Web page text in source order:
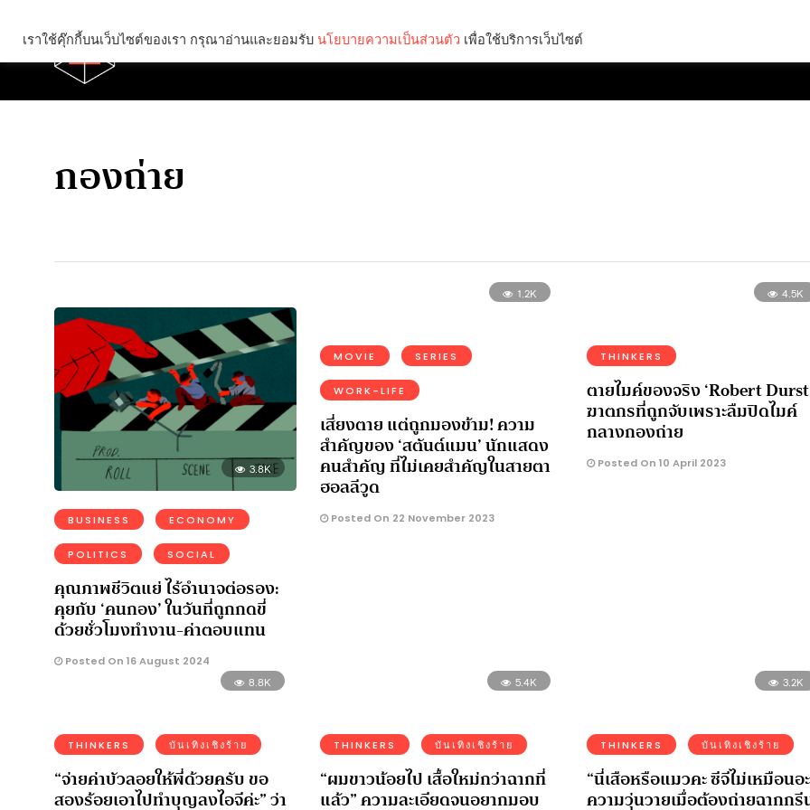
กองถ่าย
3.8K
BUSINESS ECONOMY
POLITICS SOCIAL
คุณภาพชีวิตแย่ ไร้อำนาจต่อรอง:
คุยกับ ‘คนกอง’ ในวันที่ถูกกดขี่
ด้วยชั่วโมงทำงาน-ค่าตอบแทน
Posted On 16 August 2024
1.2K
MOVIE SERIES
WORK-LIFE
เสี่ยงตาย แต่ถูกมองข้าม! ความ
สำคัญของ ‘สตันต์แมน’ นักแสดง
คนสำคัญ ที่ไม่เคยสำคัญในสายตา
ฮอลลีวูด
Posted On 22 November 2023
4.5K
THINKERS
ตายไมค์ของจริง ‘Robert
ฆาตกรที่ถูกจับเพราะลืมปิดไมค์
กลางกองถ่าย
Posted On 10 April 2023
8.8K
THINKERS บันเทิงเชิงร้าย
“จ่ายค่าบัวลอยให้พี่ด้วยครับ ขอ
สองร้อยเอาไปทำบุญลงไอจีค่ะ” ว่า
5.4K
THINKERS บันเทิงเชิงร้าย
“ผมขาวน้อยไป เสื้อใหม่กว่าฉากที่
แล้ว” ความละเอียดจนอยากมอบ
3.2K
THINKERS บันเทิงเชิงร้าย
“นี่เสือหรือแมวคะ ซีจีไม่เหมือนอ
ความวุ่นวายเมื่อต้องถ่ายฉากก
เราใช้คุ๊กกี้บนเว็บไซต์ของเรา กรุณาอ่านและยอมรับ นโยบายความเป็นส่วนตัว เพื่อใช้บริการเว็บไซต์